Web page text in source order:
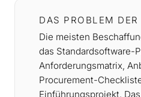
DAS PROBLEM
Die meisten
das Standardsoftware-
Anforderungsmatrix,
Procurement-
Einführungsprojekt.